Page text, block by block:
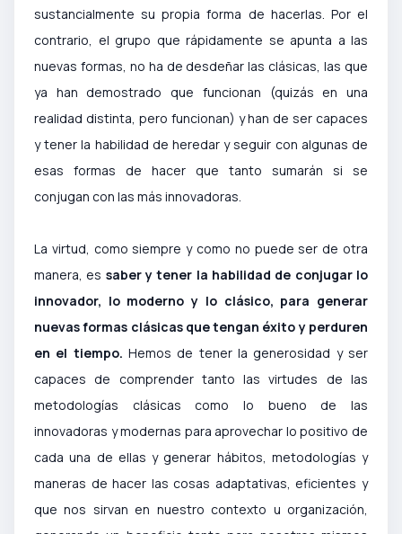
sustancialmente su propia forma de hacerlas. Por el
contrario, el grupo que rápidamente se apunta a las
nuevas formas, no ha de desdeñar las clásicas, las que
ya han demostrado que funcionan (quizás en una
realidad distinta, pero funcionan) y han de ser capaces
y tener la habilidad de heredar y seguir con algunas de
esas formas de hacer que tanto sumarán si se
conjugan con las más innovadoras.
La virtud, como siempre y como no puede ser de otra
manera, es saber y tener la habilidad de conjugar lo
innovador, lo moderno y lo clásico, para generar
nuevas formas clásicas que tengan éxito y perduren
en el tiempo. Hemos de tener la generosidad y ser
capaces de comprender tanto las virtudes de las
metodologías clásicas como lo bueno de las
innovadoras y modernas para aprovechar lo positivo de
cada una de ellas y generar hábitos, metodologías y
maneras de hacer las cosas adaptativas, eficientes y
que nos sirvan en nuestro contexto u organización,